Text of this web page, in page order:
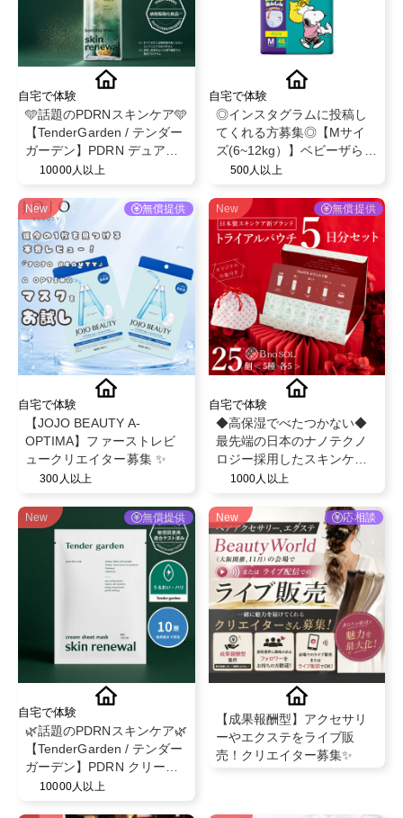
自宅で体験
🩵話題のPDRNスキンケア🩵
【TenderGarden / テンダー
ガーデン】PDRN デュアル
ブースト 美容液ミスト モニ
10000人以上
自宅で体験
◎インスタグラムに投稿し
てくれる方募集◎【Mサイ
ズ(6~12kg）】ベビーザらス
限定！ベビー紙おむつパン
ベビー育児用品◎
500人以上
New 無償提供
自宅で体験
【JOJO BEAUTY A-
OPTIMA】ファーストレビ
ュークリエイター募集 ✨
300人以上
New 無償提供
自宅で体験
◆高保湿でべたつかない◆
最先端の日本のナノテクノ
ロジー採用したスキンケア/
最大8つのフリー処方
アルセット5日分】
1000人以上
New 無償提供
自宅で体験
🌿話題のPDRNスキンケア🌿
【TenderGarden / テンダー
ガーデン】PDRN クリーム
シートマスク 30g × 5枚 モ
10000人以上
New 応相談
【成果報酬型】アクセサリ
ーやエクステをライブ販
売！クリエイター募集✨